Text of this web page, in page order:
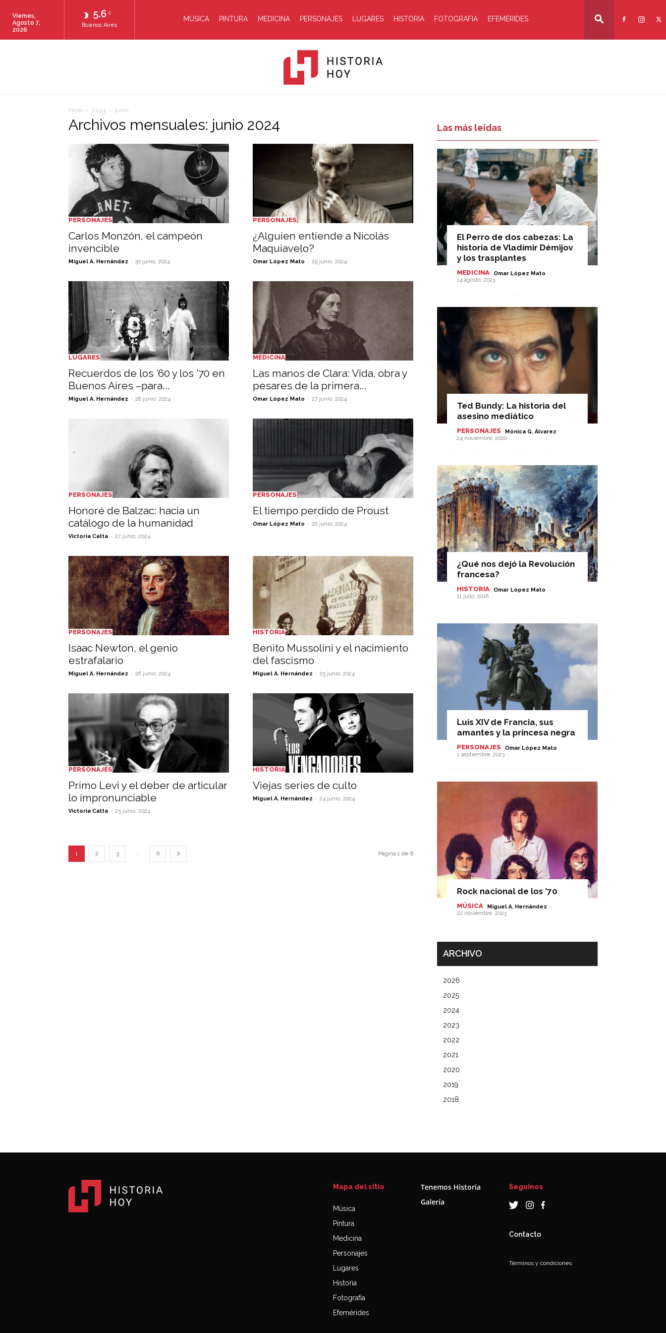
5.6 C
Buenos Aires
Viernes,
Agosto 7,
2026
MÚSICA PINTURA MEDICINA PERSONAJES LUGARES HISTORIA FOTOGRAFIA EFEMÉRIDES
Hoy
Inicio 2024 junio
Archivos mensuales: junio 2024
PERSONAJES
Carlos Monzón, el campeón
invencible
Miguel A. Hernández - 30 junio, 2024
PERSONAJES
¿Alguien entiende a Nicolás
Maquiavelo?
Omar López Mato - 29 junio, 2024
LUGARES
Recuerdos de los ’60 y los ’70 en
Buenos Aires –para...
Miguel A. Hernández - 28 junio, 2024
MEDICINA
Las manos de Clara: Vida, obra y
pesares de la primera...
Omar López Mato - 27 junio, 2024
PERSONAJES
Honoré de Balzac: hacia un
catálogo de la humanidad
Victoria Catta - 27 junio, 2024
PERSONAJES
El tiempo perdido de Proust
Omar López Mato - 26 junio, 2024
PERSONAJES
Isaac Newton, el genio
estrafalario
Miguel A. Hernández - 26 junio, 2024
HISTORIA
Benito Mussolini y el nacimiento
del fascismo
Miguel A. Hernández - 25 junio, 2024
PERSONAJES
Primo Levi y el deber de articular
lo impronunciable
Victoria Catta - 25 junio, 2024
HISTORIA
Viejas series de culto
Miguel A. Hernández - 24 junio, 2024
1 2 3 ... 6 Página 1 de 6
Las más leídas
El Perro de dos cabezas: La
historia de Vladímir Démijov
y los trasplantes
MEDICINA Omar López Mato -
14 agosto, 2023
Ted Bundy: La historia del
asesino mediático
PERSONAJES Mónica G. Álvarez -
24 noviembre, 2020
¿Qué nos dejó la Revolución
francesa?
HISTORIA Omar López Mato -
11 julio, 2018
Luis XIV de Francia, sus
amantes y la princesa negra
PERSONAJES Omar López Mato -
1 septiembre, 2023
Rock nacional de los ’70
MÚSICA Miguel A. Hernández -
22 noviembre, 2023
ARCHIVO
2026
2025
2024
2023
2022
2021
2020
2019
2018
Mapa del sitio
Música
Pintura
Medicina
Personajes
Lugares
Historia
Fotografía
Efemérides
Tenemos Historia
Galería
Seguinos
Contacto
Términos y condiciones